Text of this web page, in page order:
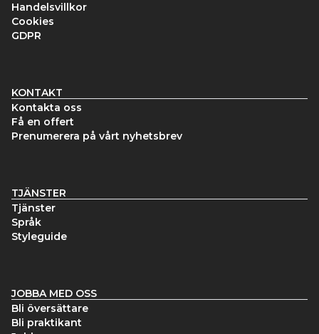
Handelsvillkor
Cookies
GDPR
KONTAKT
Kontakta oss
Få en offert
Prenumerera på vårt nyhetsbrev
TJÄNSTER
Tjänster
Språk
Styleguide
JOBBA MED OSS
Bli översättare
Bli praktikant